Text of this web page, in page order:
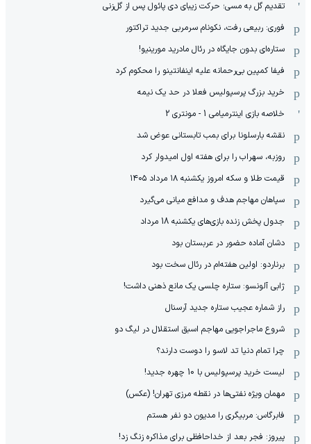
تقدیم گل به مسی؛ حرکت زیبای دی پائول پس از گل‌زنی
فوری: ربیعی رفت، نکونام سرمربی جدید تراکتور
ستاره‌ای بدون جایگاه در رئال مادرید مورینیو!
فیفا کمپین بی‌رحمانه علیه اینفانتینو را محکوم کرد
خرید بزرگ پرسپولیس فعلا در حد یک نیمه
خلاصه بازی اینترمیامی 1 - مونتری 2
نقشه بارسلونا برای بمب تابستانی عوض شد
روزبه، سهراب را برای هفته اول امیدوار کرد
قیمت طلا و سکه امروز یکشنبه ۱۸ مرداد ۱۴۰۵
سپاهان مهاجم هدف و مدافع میانی می‌گیرد
جدول پخش زنده بازی‌های یکشنبه 18 مرداد
دشان آماده حضور در عربستان بود
برناردو: اولین هفته‌ام در رئال سخت بود
ژابی آلونسو: ستاره چلسی یک مانع ذهنی داشت!
راز شماره عجیب ستاره جدید آرسنال
شروع ماجراجویی مهاجم اسبق استقلال در لیگ دو
چرا تمام دنیا تد لاسو را دوست دارند؟
لیست خرید پرسپولیس با 10 چهره جدید!
مهمان‌ ویژه نفتی‌ها در نقطه مرزی تهران! (عکس)
فابرگاس: مربیگری را مدیون دو نفر هستم
پیروز: فجر بعد از خداحافظی برای مذاکره زنگ زد!